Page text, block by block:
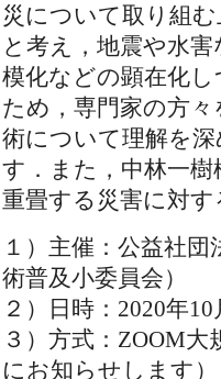
災について取り組
と考え，地震や水
模化などの顕在化
ため，専門家の方
術について理解を
す．また，中林一
重畳する災害に対
１）主催：公益社
術普及小委員会）
２）日時：2020年
３）方式：ZOOM
にお知らせします）